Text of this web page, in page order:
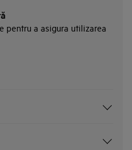
pentru a asigura utilizarea